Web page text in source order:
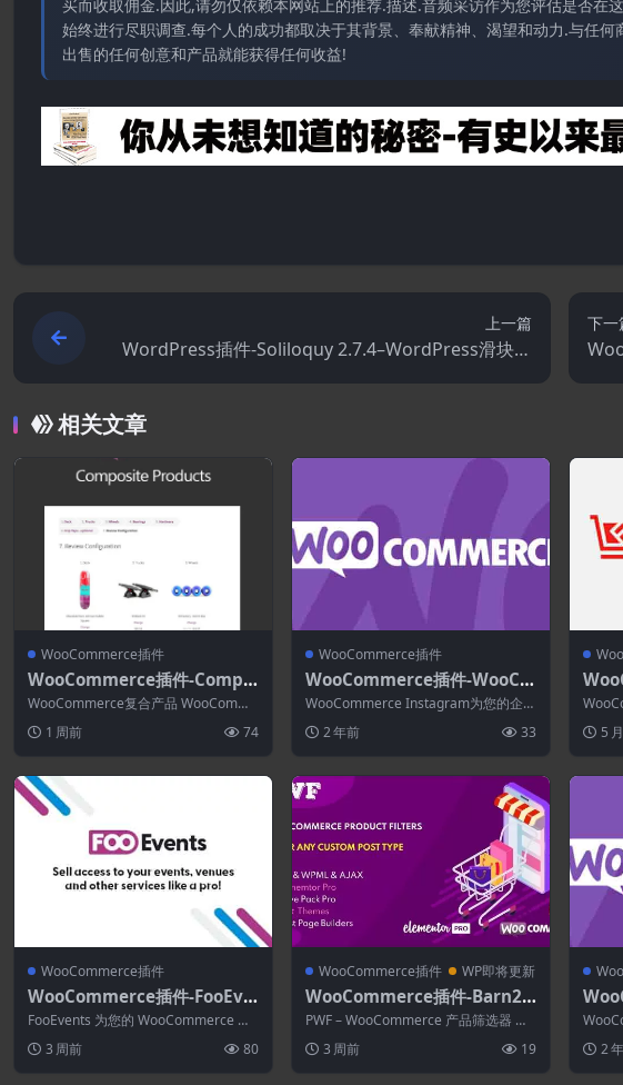
买而收取佣金.因此,请勿仅依赖本网站上的推荐.描述.音频采访作为您评估是否在
始终进行尽职调查.每个人的成功都取决于其背景、奉献精神、渴望和动力.与任
出售的任何创意和产品就能获得任何收益!
上一篇
WordPress插件-Soliloquy 2.7.4–WordPress滑块插
件
下一
相关文章
WooCommerce插件
WooCommerce插件-Compo
site Products for WooCom
merce 11.1.0-WooCommerc
e产品套装功能插件
WooCommerce复合产品 WooComme
1 周前 74
WooCommerce插件
WooCommerce插件-WooCo
mmerce Instagram 4.6.1
WooCommerce Instagram为您的企业
2 年前 33
nt
Pro
5
WooCommerce插件
WooCommerce插件-FooEve
nts for WooCommerce 2.0.
14 + Addons
FooEvents 为您的 WooCommerce 网
3 周前 80
WooCommerce插件 WP即将更新
WooCommerce插件-Barn2
WooCommerce Product Fil
ters 2.1.2
PWF – WooCommerce 产品筛选器 可
3 周前 19 2